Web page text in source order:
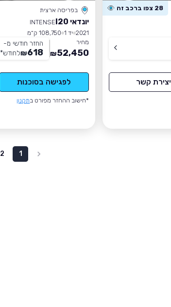
28 צפו ברכב זה
יצירת קשר
בפריסה ארצית
יונדאי I20
INTENSE
2021 יד 1
108,750 ק״מ
מחיר
52,450
₪
החזר חודשי מ-
618
₪לחודש*
לפגישה בסוכנות
*חישוב ההחזר מפורט בתקנון
1
2